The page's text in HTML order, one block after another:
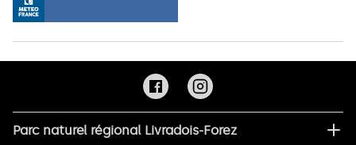
Parc naturel régional Livradois-Forez